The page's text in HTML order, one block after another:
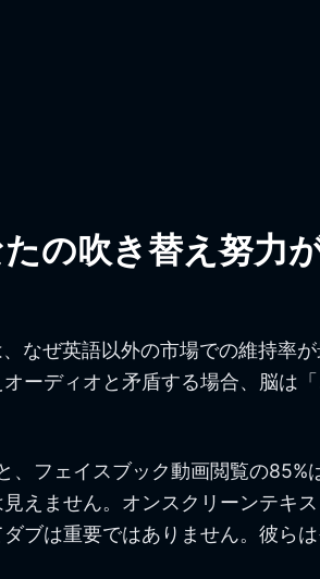
の吹き替え努力
なぜ英語以外の市場での維持率
ディオと矛盾する場合、脳は
、フェイスブック動画閲覧の85%
えません。オンスクリーンテキ
は重要ではありません。彼らは